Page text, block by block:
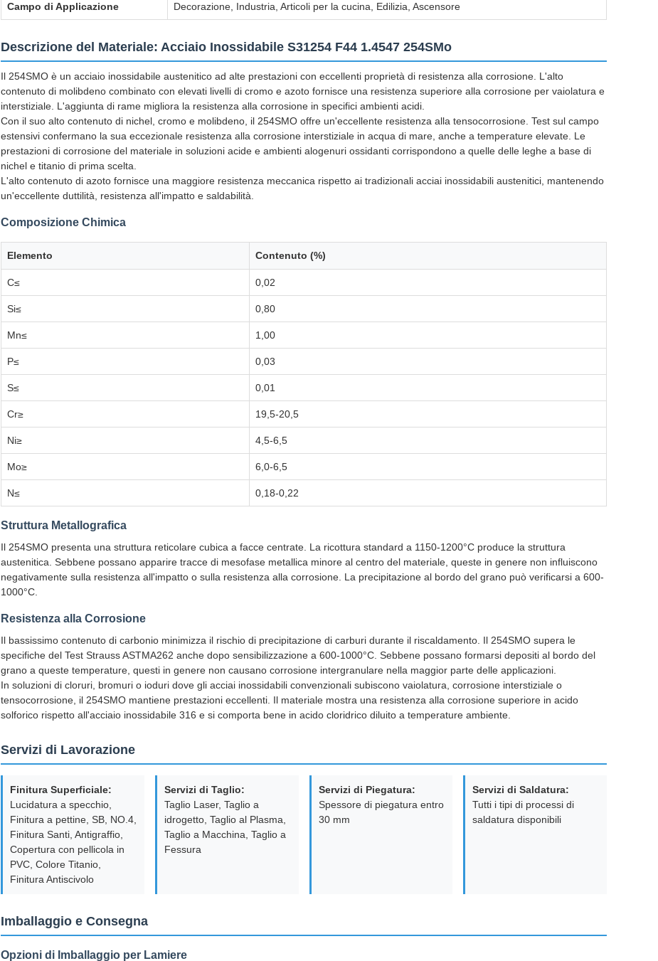
Campo di Applicazione Decorazione, Industria, Articoli per la cucina, Edilizia, Ascensore
Descrizione del Materiale: Acciaio Inossidabile S31254 F44 1.4547 254SMo
Il 254SMO è un acciaio inossidabile austenitico ad alte prestazioni con eccellenti proprietà di resistenza alla corrosione. L'alto
contenuto di molibdeno combinato con elevati livelli di cromo e azoto fornisce una resistenza superiore alla corrosione per vaiolatura e
interstiziale. L'aggiunta di rame migliora la resistenza alla corrosione in specifici ambienti acidi.
Con il suo alto contenuto di nichel, cromo e molibdeno, il 254SMO offre un'eccellente resistenza alla tensocorrosione. Test sul campo
estensivi confermano la sua eccezionale resistenza alla corrosione interstiziale in acqua di mare, anche a temperature elevate. Le
prestazioni di corrosione del materiale in soluzioni acide e ambienti alogenuri ossidanti corrispondono a quelle delle leghe a base di
nichel e titanio di prima scelta.
L'alto contenuto di azoto fornisce una maggiore resistenza meccanica rispetto ai tradizionali acciai inossidabili austenitici, mantenendo
un'eccellente duttilità, resistenza all'impatto e saldabilità.
Composizione Chimica
Elemento Contenuto (%)
C≤ 0,02
Si≤ 0,80
Mn≤ 1,00
P≤ 0,03
S≤ 0,01
Cr≥ 19,5-20,5
Ni≥ 4,5-6,5
Mo≥ 6,0-6,5
N≤ 0,18-0,22
Struttura Metallografica
Il 254SMO presenta una struttura reticolare cubica a facce centrate. La ricottura standard a 1150-1200°C produce la struttura
austenitica. Sebbene possano apparire tracce di mesofase metallica minore al centro del materiale, queste in genere non influiscono
negativamente sulla resistenza all'impatto o sulla resistenza alla corrosione. La precipitazione al bordo del grano può verificarsi a 600-
1000°C.
Resistenza alla Corrosione
Il bassissimo contenuto di carbonio minimizza il rischio di precipitazione di carburi durante il riscaldamento. Il 254SMO supera le
specifiche del Test Strauss ASTMA262 anche dopo sensibilizzazione a 600-1000°C. Sebbene possano formarsi depositi al bordo del
grano a queste temperature, questi in genere non causano corrosione intergranulare nella maggior parte delle applicazioni.
In soluzioni di cloruri, bromuri o ioduri dove gli acciai inossidabili convenzionali subiscono vaiolatura, corrosione interstiziale o
tensocorrosione, il 254SMO mantiene prestazioni eccellenti. Il materiale mostra una resistenza alla corrosione superiore in acido
solforico rispetto all'acciaio inossidabile 316 e si comporta bene in acido cloridrico diluito a temperature ambiente.
Servizi di Lavorazione
Finitura Superficiale:
Lucidatura a specchio,
Finitura a pettine, SB, NO.4,
Finitura Santi, Antigraffio,
Copertura con pellicola in
PVC, Colore Titanio,
Finitura Antiscivolo
Servizi di Taglio:
Taglio Laser, Taglio a
idrogetto, Taglio al Plasma,
Taglio a Macchina, Taglio a
Fessura
Servizi di Piegatura:
Spessore di piegatura entro
30 mm
Servizi di Saldatura:
Tutti i tipi di processi di
saldatura disponibili
Imballaggio e Consegna
Opzioni di Imballaggio per Lamiere